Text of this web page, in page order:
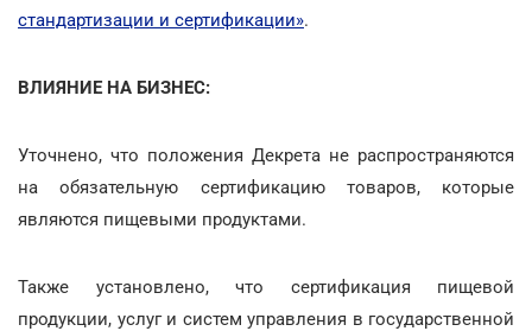
стандартизации и сертификации».
ВЛИЯНИЕ НА БИЗНЕС:
Уточнено, что положения Декрета не распространяются
на обязательную сертификацию товаров, которые
являются пищевыми продуктами.
Также установлено, что сертификация пищевой
продукции, услуг и систем управления в государственной